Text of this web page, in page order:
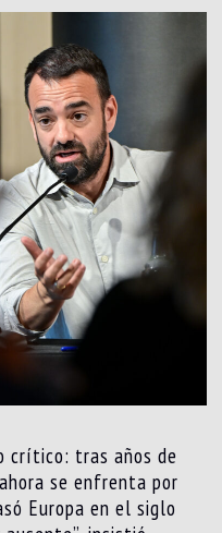
crítico: tras años de
se enfrenta por
Europa en el siglo